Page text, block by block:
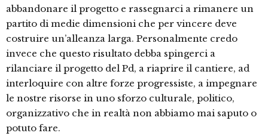
abbandonare il progetto e rassegnarci a rimanere un
partito di medie dimensioni che per vincere deve
costruire un’alleanza larga. Personalmente credo
invece che questo risultato debba spingerci a
rilanciare il progetto del Pd, a riaprire il cantiere, ad
interloquire con altre forze progressiste, a impegnare
le nostre risorse in uno sforzo culturale, politico,
organizzativo che in realtà non abbiamo mai saputo o
potuto fare.